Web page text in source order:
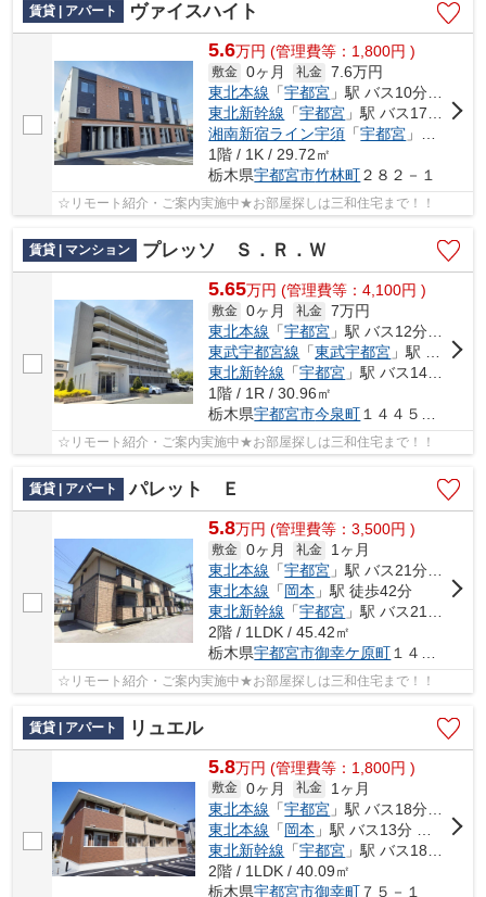
賃貸 | アパート ヴァイスハイト
5.6万円 (管理費等：1,800円 )
敷金 0ヶ月 礼金 7.6万円
東北本線 「宇都宮 」駅 バス10分 「竹林」 停歩5分
東北新幹線 「宇都宮 」駅 バス17分 「竹林」 停歩5分
湘南新宿ライン宇須 「宇都宮 」駅 バス17分 「竹林」 停歩5分
1階 / 1K / 29.72㎡
栃木県宇都宮市竹林町２８２－１
☆リモート紹介・ご案内実施中★お部屋探しは三和住宅まで！！
賃貸 | マンション プレッソ Ｓ．Ｒ．Ｗ
5.65万円 (管理費等：4,100円 )
敷金 0ヶ月 礼金 7万円
東北本線 「宇都宮 」駅 バス12分 「今泉八丁目」 停歩4分
東武宇都宮線 「東武宇都宮 」駅 バス19分 「今泉八丁目」 停歩5分
東北新幹線 「宇都宮 」駅 バス14分 「今泉八丁目」 停歩5分
1階 / 1R / 30.96㎡
栃木県宇都宮市今泉町１４４５番地
☆リモート紹介・ご案内実施中★お部屋探しは三和住宅まで！！
賃貸 | アパート パレット Ｅ
5.8万円 (管理費等：3,500円 )
敷金 0ヶ月 礼金
1ヶ月
東北本線 「宇都宮 」駅 バス21分 「御幸ヶ原南」 停歩6分
東北本線 「岡本 」駅 徒歩42分
東北新幹線 「宇都宮 」駅 バス21分 「御幸ヶ原南」 停歩6分
2階 / 1LDK / 45.42㎡
栃木県宇都宮市御幸ケ原町 １４４-２１
☆リモート紹介・ご案内実施中★お部屋探しは三和住宅まで！！
賃貸 | アパート リュエル
5.8万円 (管理費等：1,800円 )
敷金 0ヶ月 礼金
1ヶ月
東北本線 「宇都宮 」駅 バス18分 「南御幸町」 停歩3分
東北本線 「岡本 」駅 バス13分 「南御幸町」 停歩2分
東北新幹線 「宇都宮 」駅 バス18分 「南御幸町」 停歩3分
2階 / 1LDK / 40.09㎡
栃木県宇都宮市御幸町 ７５－１